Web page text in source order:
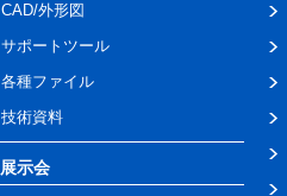
CAD/外形図
サポートツール
各種ファイル
技術資料
展示会